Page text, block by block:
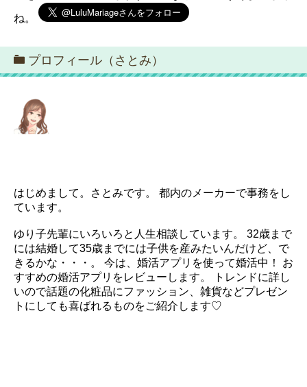
ね。
プロフィール（さとみ）
はじめまして。さとみです。 都内のメーカーで事務をし
ています。
ゆり子先輩にいろいろと人生相談しています。 32歳まで
には結婚して35歳までには子供を産みたいんだけど、で
きるかな・・・。 今は、婚活アプリを使って婚活中！ お
すすめの婚活アプリをレビューします。 トレンドに詳し
いので話題の化粧品にファッション、雑貨などプレゼン
トにしても喜ばれるものをご紹介します♡